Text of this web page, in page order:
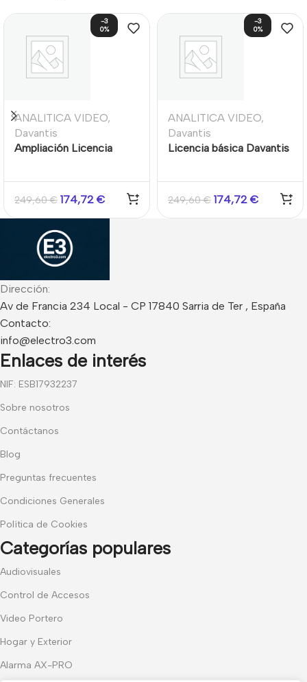
-3
0%
ANALITICA VIDEO,
Davantis
Ampliación Licencia
AVR CMS de Davantis 10
abonados
249,60€ 174,72 €
-3
0%
ANALITICA VIDEO,
Davantis
Licencia básica Davantis
249,60€ 174,72 €
Dirección:
Av de Francia 234 Local - CP 17840 Sarria de Ter , España
Contacto:
info@electro3.com
Enlaces de interés
NIF: ESB17932237
Sobre nosotros
Contáctanos
Blog
Preguntas frecuentes
Condiciones Generales
Política de Cookies
Categorías populares
Audiovisuales
Control de Accesos
Video Portero
Hogar y Exterior
Alarma AX-PRO